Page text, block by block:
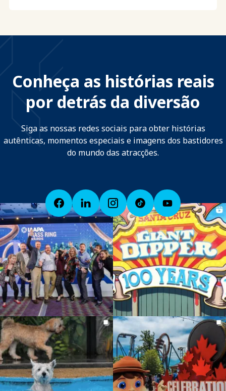
Conheça as histórias reais
por detrás da diversão
Siga as nossas redes sociais para obter histórias
autênticas, momentos especiais e imagens dos bastidores
do mundo das atracções.